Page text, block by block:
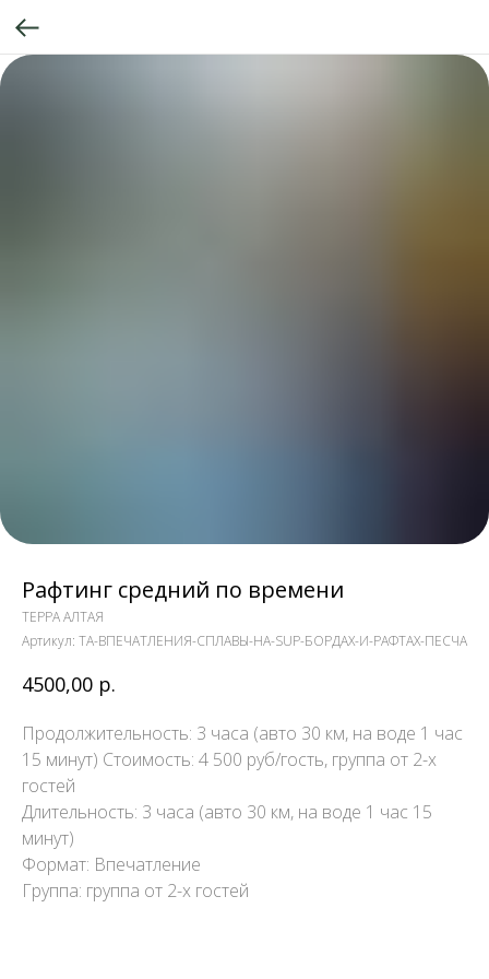
Рафтинг средний по времени
ТЕРРА АЛТАЯ
Артикул: TA-ВПЕЧАТЛЕНИЯ-СПЛАВЫ-НА-SUP-БОРДАХ-И-РАФТАХ-ПЕСЧА
4500,00 р.
Продолжительность: 3 часа (авто 30 км, на воде 1 час
15 минут) Стоимость: 4 500 руб/гость, группа от 2-х
гостей
Длительность: 3 часа (авто 30 км, на воде 1 час 15
минут)
Формат: Впечатление
Группа: группа от 2-х гостей